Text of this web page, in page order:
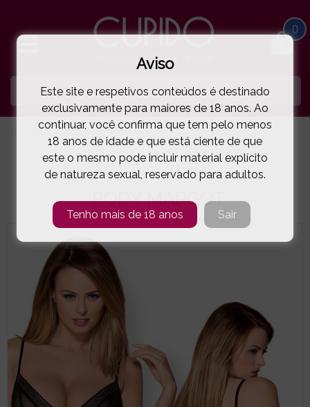
0
LINGERIE E ROUPA MULHER OBSESSIVE
BODY MARGOT ( 5-9027E )
BODY MARGOT
Aviso
Este site e respetivos conteúdos é destinado
exclusivamente para maiores de 18 anos. Ao
continuar, você confirma que tem pelo menos
18 anos de idade e que está ciente de que
este o mesmo pode incluir material explícito
de natureza sexual, reservado para adultos.
Tenho mais de 18 anos Sair